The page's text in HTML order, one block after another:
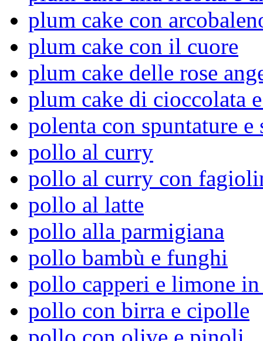
plum cake con
plum cake con il cuore
plum cake delle rose
plum cake di cioccolata
polenta con spuntature e
pollo al curry
pollo al curry con
pollo al latte
pollo alla parmigiana
pollo bambù e funghi
pollo capperi e limone in
pollo con birra e cipolle